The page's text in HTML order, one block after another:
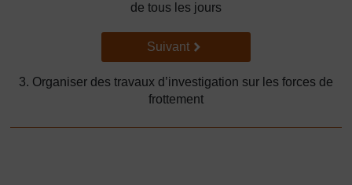
de tous les jours
Suivant
Suivant
3. Organiser des travaux d’investigation sur les forces de
frottement